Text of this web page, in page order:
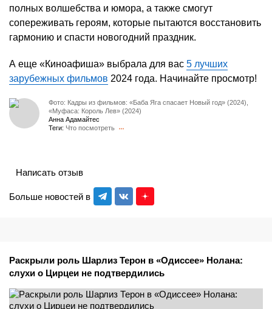
полных волшебства и юмора, а также смогут
сопереживать героям, которые пытаются восстановить
гармонию и спасти новогодний праздник.
А еще «Киноафиша» выбрала для вас 5 лучших
зарубежных фильмов 2024 года. Начинайте просмотр!
Фото: Кадры из фильмов: «Баба Яга спасает Новый год» (2024),
«Муфаса: Король Лев» (2024)
Анна Адамайтес
Теги: Что посмотреть
Больше новостей в
Написать отзыв
Раскрыли роль Шарлиз Терон в «Одиссее» Нолана:
слухи о Цирцеи не подтвердились